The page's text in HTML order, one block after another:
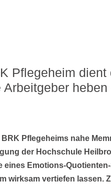
Pflegeheim
Arbeitgeber
BRK Pflegeheims nahe
der Hochschule
eines Emotions-
wirksam vertiefen lassen.